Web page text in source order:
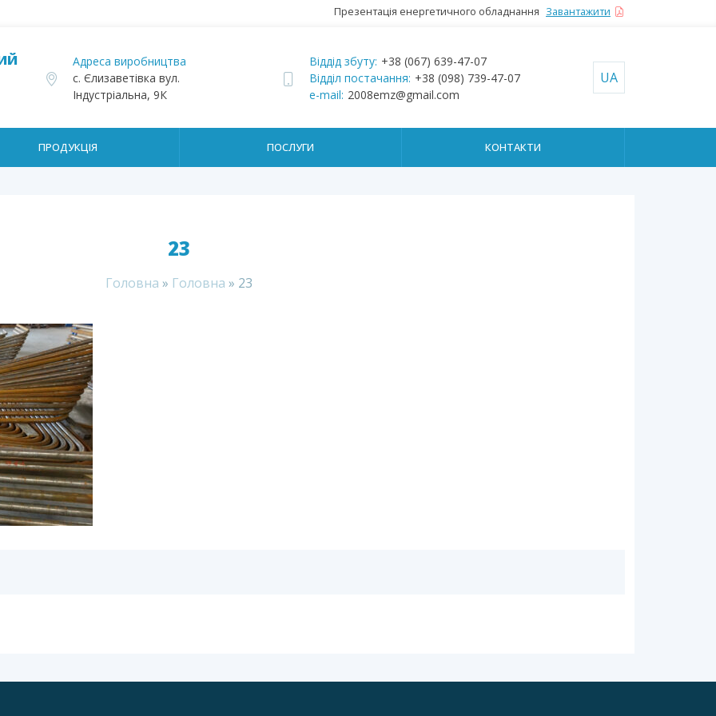
Презентація енергетичного обладнання Завантажити
Адреса виробництва
с. Єлизаветівка вул.
Індустріальна, 9К
Віддід збуту: +38 (067) 639-47-07
Відділ постачання: +38 (098) 739-47-07
e-mail: 2008emz@gmail.com
UA
ПРОДУКЦІЯ ПОСЛУГИ КОНТАКТИ
23
Головна » Головна » 23